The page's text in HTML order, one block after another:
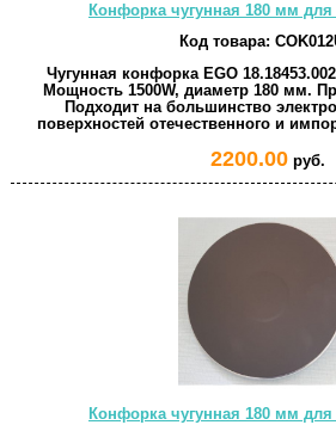
Конфорка чугунная 180 мм
Код товара:
Чугунная конфорка EGO
Мощность 1500W, диаметр 180 мм.
Подходит на большинство
поверхностей отечественного и
2200.00руб.
Конфорка чугунная 180 мм